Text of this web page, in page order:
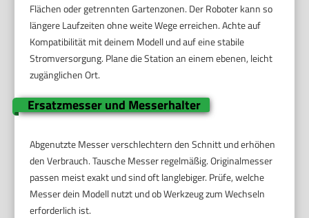
Flächen oder getrennten Gartenzonen. Der Roboter kann so
längere Laufzeiten ohne weite Wege erreichen. Achte auf
Kompatibilität mit deinem Modell und auf eine stabile
Stromversorgung. Plane die Station an einem ebenen, leicht
zugänglichen Ort.
Ersatzmesser und Messerhalter
Abgenutzte Messer verschlechtern den Schnitt und erhöhen
den Verbrauch. Tausche Messer regelmäßig. Originalmesser
passen meist exakt und sind oft langlebiger. Prüfe, welche
Messer dein Modell nutzt und ob Werkzeug zum Wechseln
erforderlich ist.